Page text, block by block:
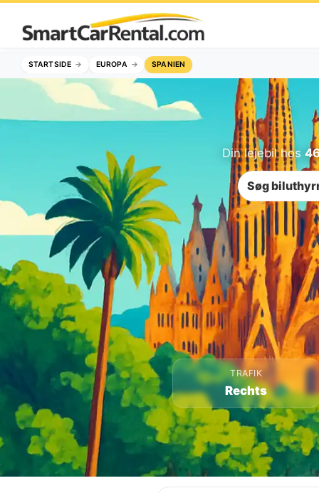
STARTSIDE EUROPA SPANIEN
Din lejebil hos
Søg
TRAFIK
Rechts